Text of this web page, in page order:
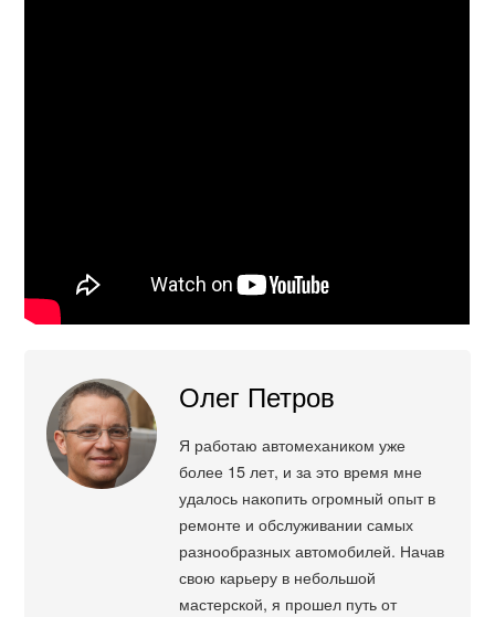
Олег Петров
Я работаю автомехаником уже
более 15 лет, и за это время мне
удалось накопить огромный опыт в
ремонте и обслуживании самых
разнообразных автомобилей. Начав
свою карьеру в небольшой
мастерской, я прошел путь от